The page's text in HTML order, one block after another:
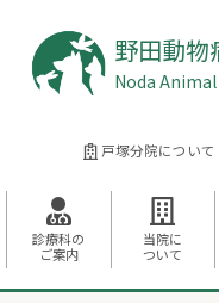
野田動物
Noda
戸塚分院について
診療科の
ご案内
当院に
ついて